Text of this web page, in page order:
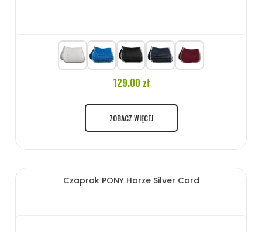
129.00 zł
ZOBACZ WIĘCEJ
Czaprak PONY Horze Silver Cord